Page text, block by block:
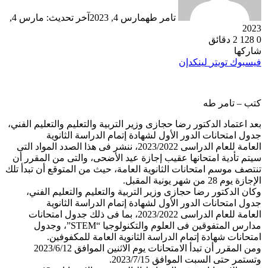
تامر طهمارس 4, 2023
آخر تحديث: مارس 4,
2023
0
2 دقائق
شاركها
فيسبوك تويتر لينكدإن
كتب – تامر طه
بعد اعتماد الدكتور رضا حجازى وزير التربية والتعليم والتعليم الفني،
جدول امتحانات الدور الأول لشهادة إتمام الدراسة الثانوية
العامة للعام الدراسى 2023/2022، ننشر فى هذا الصدد المواد التى
سيتم تأدية امتحانها عقيب إجازة عيد الأضحى، والتى من المقرر أن
تنتصف موسم امتحانات الثانوية العامة، حيث من المتوقع أن تبدأ تلك
الإجازة يوم 28 من شهر يونية المقبل.
وكان الدكتور رضا حجازى وزير التربية والتعليم والتعليم الفني،
جدول امتحانات الدور الأول لشهادة إتمام الدراسة الثانوية
العامة للعام الدراسى 2023/2022، بما فى ذلك جدول امتحانات
مدارس المتفوقين فى العلوم والتكنولوجيا “STEM”، وجدول
امتحانات شهادة إتمام الدراسة الثانوية العامة للمكفوفين.
ومن المقرر أن تبدأ الامتحانات يوم الاثنين الموافق 2023/6/12
وتستمر حتى السبت الموافق 2023/7/15.